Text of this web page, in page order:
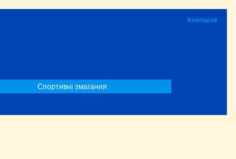
Контакти
Спортивні змагання